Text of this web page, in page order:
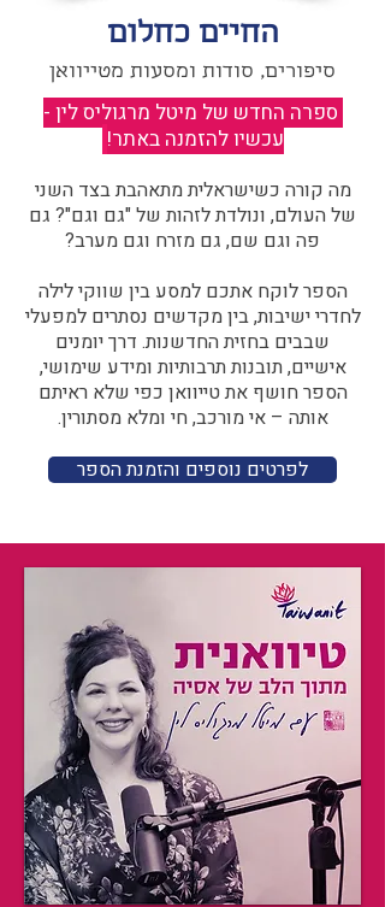
החיים כחלום
סיפורים, סודות ומסעות מטייוואן
ספרה החדש של מיטל מרגוליס לין -
עכשיו להזמנה באתר!
מה קורה כשישראלית מתאהבת בצד השני
של העולם, ונולדת לזהות של "גם וגם"? גם
פה וגם שם, גם מזרח וגם מערב?​​
הספר לוקח אתכם למסע בין שווקי לילה
לחדרי ישיבות, בין מקדשים נסתרים למפעלי
שבבים בחזית החדשנות. דרך יומנים
אישיים, תובנות תרבותיות ומידע שימושי,
הספר חושף את טייוואן כפי שלא ראיתם
אותה – אי מורכב, חי ומלא מסתורין.
לפרטים נוספים והזמנת הספר